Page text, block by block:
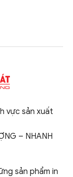
vực sản xuất
– NHANH
sản phẩm in